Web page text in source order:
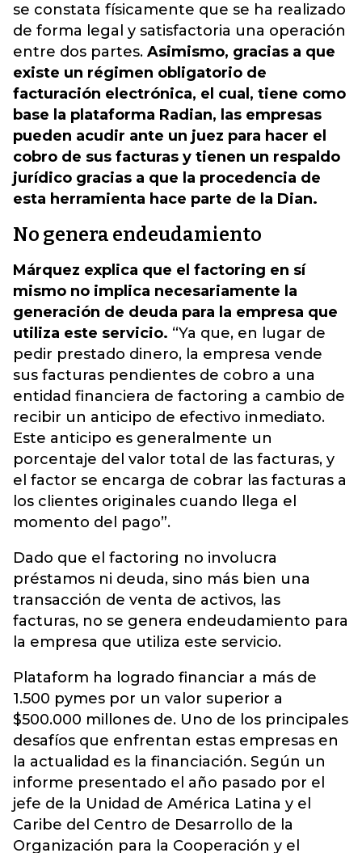
se constata físicamente que se ha realizado
de forma legal y satisfactoria una operación
entre dos partes. Asimismo, gracias a que
existe un régimen obligatorio de
facturación electrónica, el cual, tiene como
base la plataforma Radian, las empresas
pueden acudir ante un juez para hacer el
cobro de sus facturas y tienen un respaldo
jurídico gracias a que la procedencia de
esta herramienta hace parte de la Dian.
No genera endeudamiento
Márquez explica que el factoring en sí
mismo no implica necesariamente la
generación de deuda para la empresa que
utiliza este servicio. “Ya que, en lugar de
pedir prestado dinero, la empresa vende
sus facturas pendientes de cobro a una
entidad financiera de factoring a cambio de
recibir un anticipo de efectivo inmediato.
Este anticipo es generalmente un
porcentaje del valor total de las facturas, y
el factor se encarga de cobrar las facturas a
los clientes originales cuando llega el
momento del pago”.
Dado que el factoring no involucra
préstamos ni deuda, sino más bien una
transacción de venta de activos, las
facturas, no se genera endeudamiento para
la empresa que utiliza este servicio.
Plataform ha logrado financiar a más de
1.500 pymes por un valor superior a
$500.000 millones de. Uno de los principales
desafíos que enfrentan estas empresas en
la actualidad es la financiación. Según un
informe presentado el año pasado por el
jefe de la Unidad de América Latina y el
Caribe del Centro de Desarrollo de la
Organización para la Cooperación y el